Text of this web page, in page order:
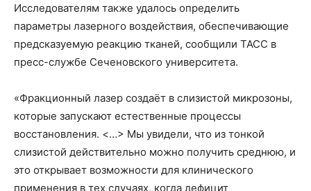
Исследователям также удалось определить
параметры лазерного воздействия, обеспечивающие
предсказуемую реакцию тканей, сообщили ТАСС в
пресс-службе Сеченовского университета.
«Фракционный лазер создаёт в слизистой микрозоны,
которые запускают естественные процессы
восстановления. <…> Мы увидели, что из тонкой
слизистой действительно можно получить среднюю, и
это открывает возможности для клинического
применения в тех случаях, когда дефицит